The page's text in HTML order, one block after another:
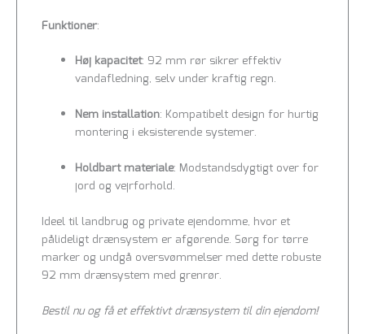
Funktioner:
Høj kapacitet: 92 mm rør sikrer effektiv
vandafledning, selv under kraftig regn.
Nem installation: Kompatibelt design for hurtig
montering i eksisterende systemer.
Holdbart materiale: Modstandsdygtigt over for
jord og vejrforhold.
Ideel til landbrug og private ejendomme, hvor et
pålideligt drænsystem er afgørende. Sørg for tørre
marker og undgå oversvømmelser med dette robuste
92 mm drænsystem med grenrør.
Bestil nu og få et effektivt drænsystem til din ejendom!